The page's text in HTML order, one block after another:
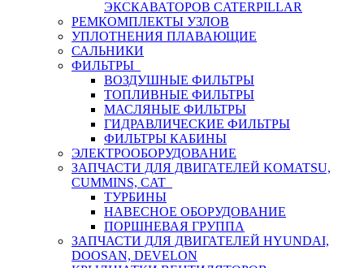
ЭКСКАВАТОРОВ CATERPILLAR
РЕМКОМПЛЕКТЫ УЗЛОВ
УПЛОТНЕНИЯ ПЛАВАЮЩИЕ
САЛЬНИКИ
ФИЛЬТРЫ
ВОЗДУШНЫЕ ФИЛЬТРЫ
ТОПЛИВНЫЕ ФИЛЬТРЫ
МАСЛЯНЫЕ ФИЛЬТРЫ
ГИДРАВЛИЧЕСКИЕ ФИЛЬТРЫ
ФИЛЬТРЫ КАБИНЫ
ЭЛЕКТРООБОРУДОВАНИЕ
ЗАПЧАСТИ ДЛЯ ДВИГАТЕЛЕЙ KOMATSU,
CUMMINS, CAT
ТУРБИНЫ
НАВЕСНОЕ ОБОРУДОВАНИЕ
ПОРШНЕВАЯ ГРУППА
ЗАПЧАСТИ ДЛЯ ДВИГАТЕЛЕЙ HYUNDAI,
DOOSAN, DEVELON